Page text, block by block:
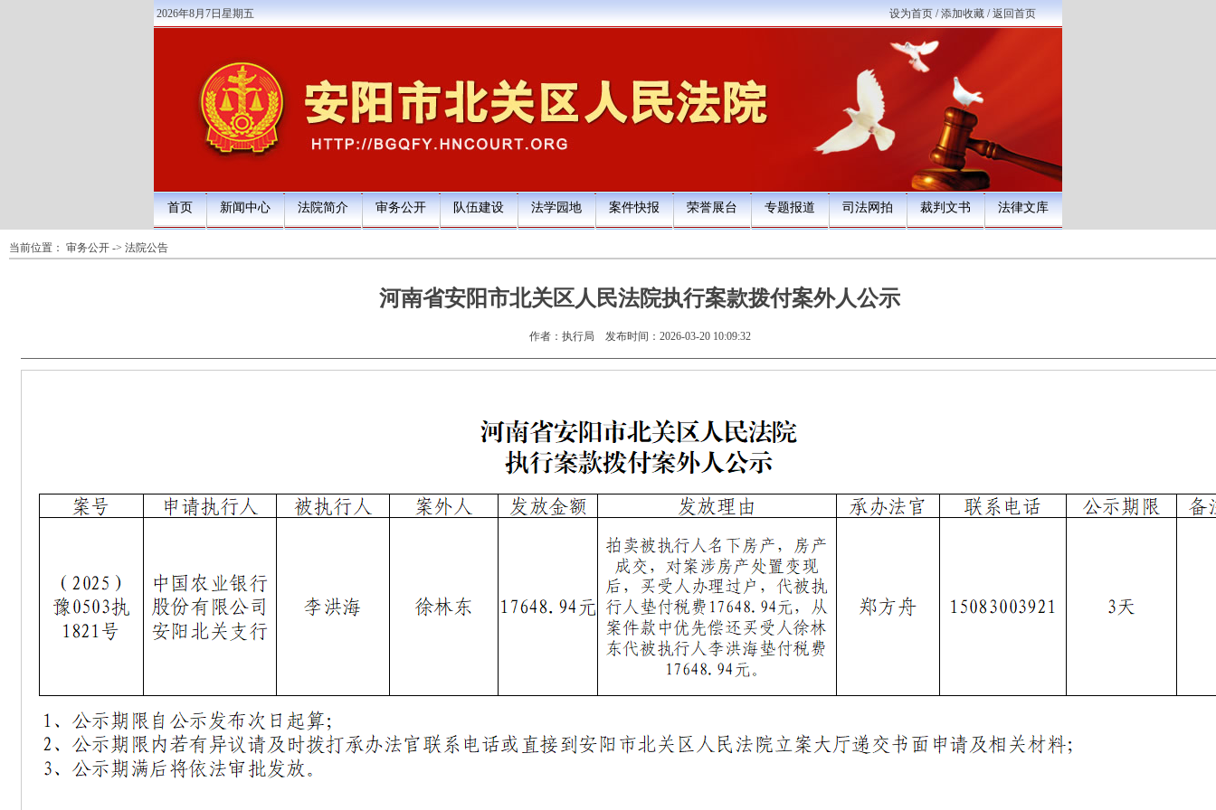
2026年8月7日星期五 设为首页/添加收藏/返回首页
首页 新闻中心 法院简介 审务公开 队伍建设 法学园地 案件快报 荣誉展台 专题报道 司法网拍 裁判文书 法律文库
当前位置： 审务公开 -> 法院公告
河南省安阳市北关区人民法院执行案款拨付案外人公示
作者：执行局 发布时间：2026-03-20 10:09:32